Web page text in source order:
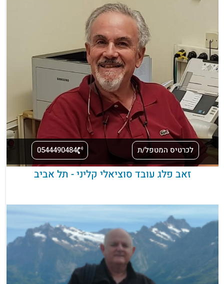
לכרטיס המטפל/ת 0544490484
זאב פלג עובד סוציאלי קליני - תל אביב